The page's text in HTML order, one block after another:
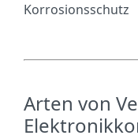
Korrosionsschutz
Arten von